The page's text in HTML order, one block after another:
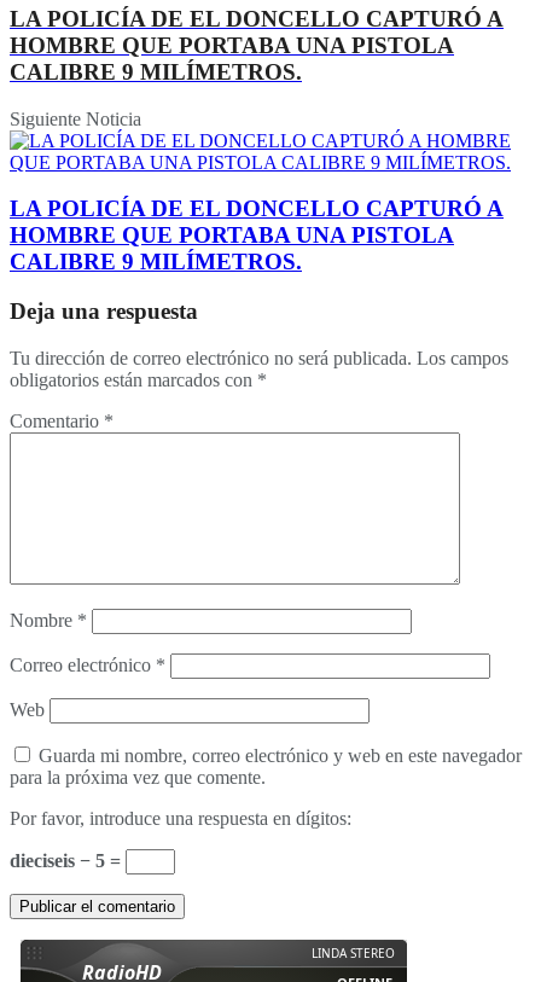
LA POLICÍA DE EL DONCELLO CAPTURÓ A
HOMBRE QUE PORTABA UNA PISTOLA
CALIBRE 9 MILÍMETROS.
Siguiente Noticia
LA POLICÍA DE EL DONCELLO CAPTURÓ A
HOMBRE QUE PORTABA UNA PISTOLA
CALIBRE 9 MILÍMETROS.
Deja una respuesta
Tu dirección de correo electrónico no será publicada. Los campos
obligatorios están marcados con *
Comentario *
Nombre *
Correo electrónico *
Web
Guarda mi nombre, correo electrónico y web en este navegador
para la próxima vez que comente.
Por favor, introduce una respuesta en dígitos:
dieciseis − 5 =